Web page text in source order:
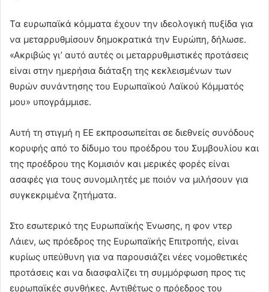
Τα ευρωπαϊκά κόμματα έχουν την ιδεολογική πυξίδα για
να μεταρρυθμίσουν δημοκρατικά την Ευρώπη, δήλωσε.
«Ακριβώς γι’ αυτό αυτές οι μεταρρυθμιστικές προτάσεις
είναι στην ημερήσια διάταξη της κεκλεισμένων των
θυρών συνάντησης του Ευρωπαϊκού Λαϊκού Κόμματός
μου» υπογράμμισε.
Αυτή τη στιγμή η ΕΕ εκπροσωπείται σε διεθνείς συνόδους
κορυφής από το δίδυμο του προέδρου του Συμβουλίου και
της προέδρου της Κομισιόν και μερικές φορές είναι
ασαφές για τους συνομιλητές με ποιόν να μιλήσουν για
συγκεκριμένα ζητήματα.
Στο εσωτερικό της Ευρωπαϊκής Ένωσης, η φον ντερ
Λάιεν, ως πρόεδρος της Ευρωπαϊκής Επιτροπής, είναι
κυρίως υπεύθυνη για να παρουσιάζει νέες νομοθετικές
προτάσεις και να διασφαλίζει τη συμμόρφωση προς τις
ευρωπαϊκές συνθήκες. Αντιθέτως ο πρόεδρος του